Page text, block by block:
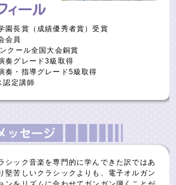
園長賞（成績優秀者賞）受賞
会員
クール全国大会銅賞
奏グレード3級取得
奏・指導グレード5級取得
認定講師
シック音楽を専門的に学んできた訳ではあ
堅苦しいクラシックよりも、電子オルガン